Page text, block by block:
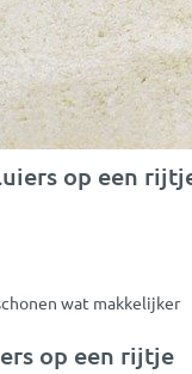
op een
wat makkelijker
op een rijtje